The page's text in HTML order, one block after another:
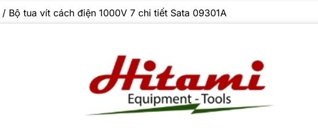
/ Bộ tua vít cách điện 1000V 7 chi tiết Sata 09301A